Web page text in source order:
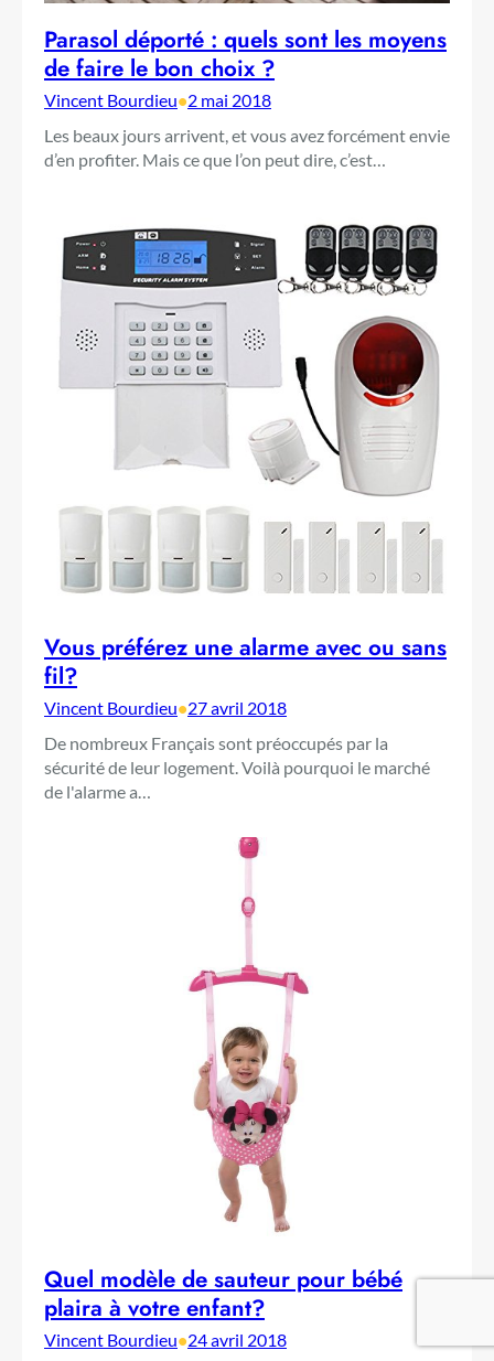
Parasol déporté : quels sont les moyens
de faire le bon choix ?
Vincent Bourdieu•2 mai 2018
Les beaux jours arrivent, et vous avez forcément envie
d’en profiter. Mais ce que l’on peut dire, c’est…
Vous préférez une alarme avec ou sans
fil?
Vincent Bourdieu•27 avril 2018
De nombreux Français sont préoccupés par la
sécurité de leur logement. Voilà pourquoi le marché
de l'alarme a…
Quel modèle de sauteur pour bébé
plaira à votre enfant?
Vincent Bourdieu•24 avril 2018